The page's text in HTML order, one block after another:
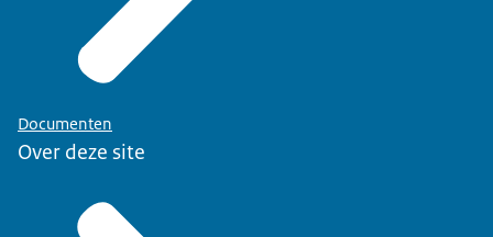
Documenten
Over deze site